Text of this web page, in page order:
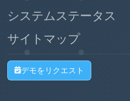
システムステータス
サイトマップ
デモをリクエスト